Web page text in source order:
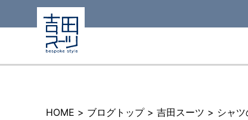
HOME > ブログトップ > 吉田スーツ > シャ